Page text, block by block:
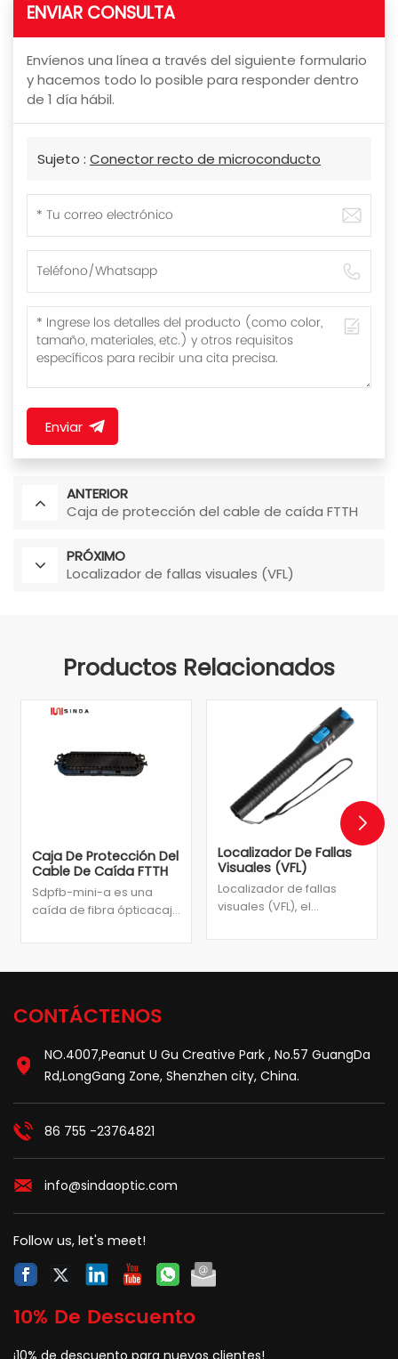
ENVIAR CONSULTA
Envíenos una línea a través del siguiente formulario
y hacemos todo lo posible para responder dentro
de 1 día hábil.
Sujeto : Conector recto de microconducto
Enviar
ANTERIOR
Caja de protección del cable de caída FTTH
PRÓXIMO
Localizador de fallas visuales (VFL)
Productos Relacionados
Caja De Protección Del
Cable De Caída FTTH
Sdpfb-mini-a es una
caída de fibra ópticacaja
que Se utiliza para la
Localizador De Fallas
Visuales (VFL)
Localizador de fallas
visuales (VFL), el
visuales se usa para la
medición precisa.
CONTÁCTENOS
NO.4007,Peanut U Gu Creative Park , No.57 GuangDa
Rd,LongGang Zone, Shenzhen city, China.
86 755 -23764821
info@sindaoptic.com
Follow us, let's meet!
10% De Descuento